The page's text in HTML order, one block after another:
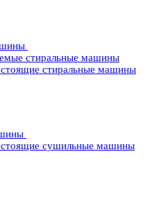
стиральные машины
стиральные машины
сушильные машины